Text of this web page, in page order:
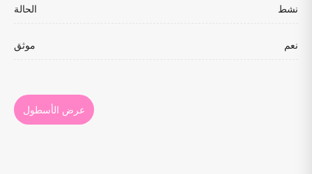
الحالة نشط
موثق نعم
عرض الأسطول